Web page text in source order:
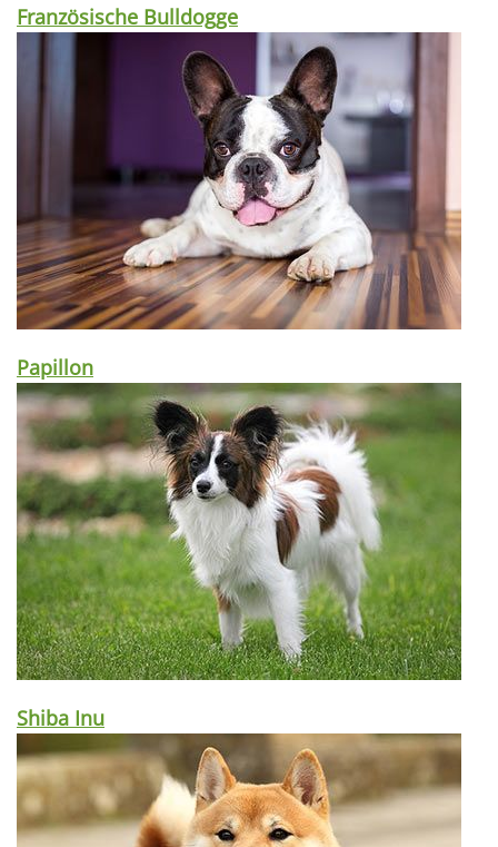
Französische Bulldogge
Papillon
Shiba Inu